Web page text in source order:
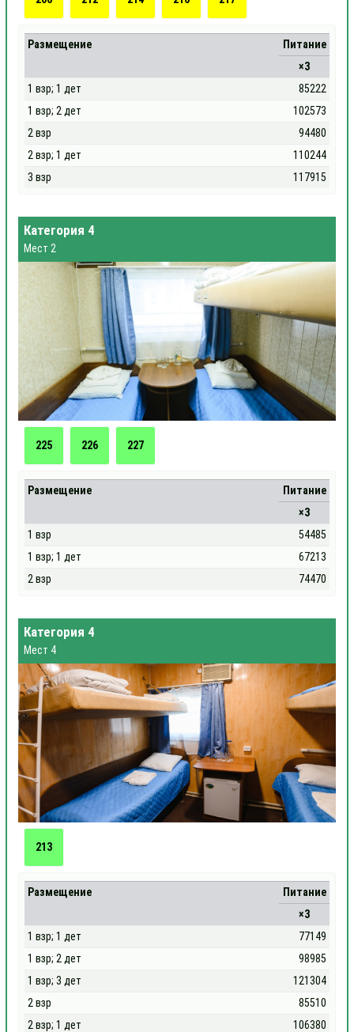
Размещение
Питание
×3
1 взр; 1 дет
85222
1 взр; 2 дет
102573
2 взр
94480
2 взр; 1 дет
110244
3 взр
117915
Категория 4
Мест 2
225 226 227
Размещение
Питание
×3
1 взр
54485
1 взр; 1 дет
67213
2 взр
74470
Категория 4
Мест 4
213
Размещение
Питание
×3
1 взр; 1 дет
77149
1 взр; 2 дет
98985
1 взр; 3 дет
121304
2 взр
85510
2 взр; 1 дет
106380